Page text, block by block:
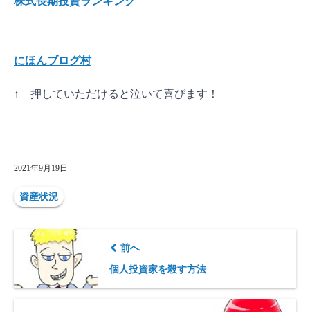
にほんブログ村
↑ 押していただけると泣いて喜びます ！
2021年9月19日
資産状況
前へ
個人投資家を殺す方法